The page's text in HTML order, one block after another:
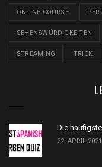
ONLINE COURSE
SEHENSWÜRDIGKEITEN
STREAMING TRICK
Die
22. APRIL 2021